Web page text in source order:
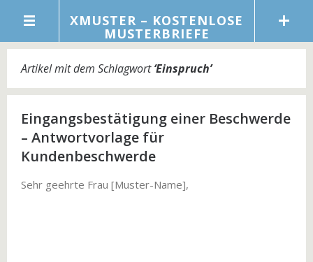
XMUSTER – KOSTENLOSE
MUSTERBRIEFE
Artikel mit dem Schlagwort‘Einspruch’
Eingangsbestätigung einer Beschwerde
– Antwortvorlage für
Kundenbeschwerde
Sehr geehrte Frau [Muster-Name],